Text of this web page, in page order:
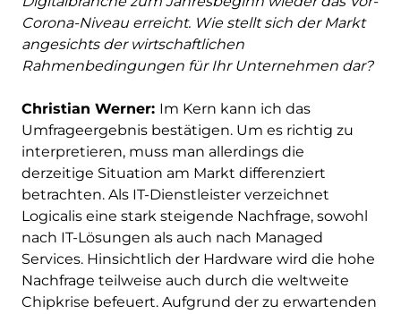
Corona-Niveau erreicht. Wie stellt sich der Markt
angesichts der wirtschaftlichen
Rahmenbedingungen für Ihr Unternehmen dar?
Christian Werner: Im Kern kann ich das
Umfrageergebnis bestätigen. Um es richtig zu
interpretieren, muss man allerdings die
derzeitige Situation am Markt differenziert
betrachten. Als IT-Dienstleister verzeichnet
Logicalis eine stark steigende Nachfrage, sowohl
nach IT-Lösungen als auch nach Managed
Services. Hinsichtlich der Hardware wird die hohe
Nachfrage teilweise auch durch die weltweite
Chipkrise befeuert. Aufgrund der zu erwartenden